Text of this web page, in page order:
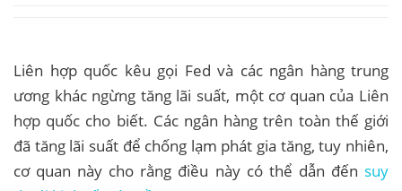
Liên hợp quốc kêu gọi Fed và các ngân hàng trung
ương khác ngừng tăng lãi suất, một cơ quan của Liên
hợp quốc cho biết. Các ngân hàng trên toàn thế giới
đã tăng lãi suất để chống lạm phát gia tăng, tuy nhiên,
cơ quan này cho rằng điều này có thể dẫn đến suy